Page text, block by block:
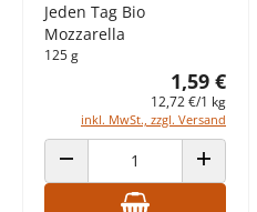
Jeden Tag Bio
Mozzarella
125 g
1,59 €
12,72 €/1 kg
inkl. MwSt., zzgl. Versand
ANZAHL VERRINGERN ANZAHL